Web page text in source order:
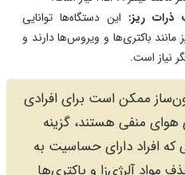
ریز:این دستگاه‌ها توانایی
باکتری‌ها و ویروس‌ها دارند و
نیاز است.
ممکن است برای افرادی
هوای منفی هستند، گزینه
افراد دارای حساسیت به